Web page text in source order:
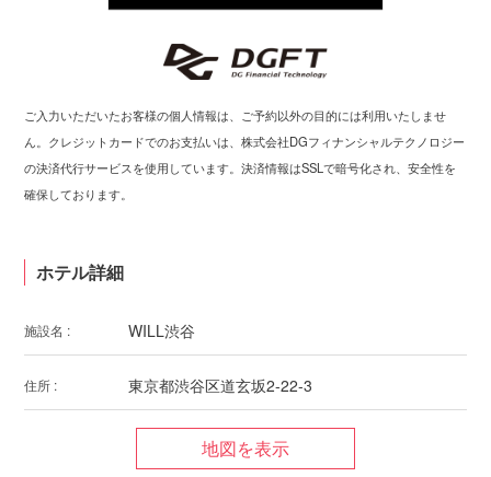
ご入力いただいたお客様の個人情報は、ご予約以外の目的には利用いたしませ
ん。クレジットカードでのお支払いは、株式会社DGフィナンシャルテクノロジー
の決済代行サービスを使用しています。決済情報はSSLで暗号化され、安全性を
確保しております。
ホテル詳細
施設名 : WILL渋谷
住所 : 東京都渋谷区道玄坂2-22-3